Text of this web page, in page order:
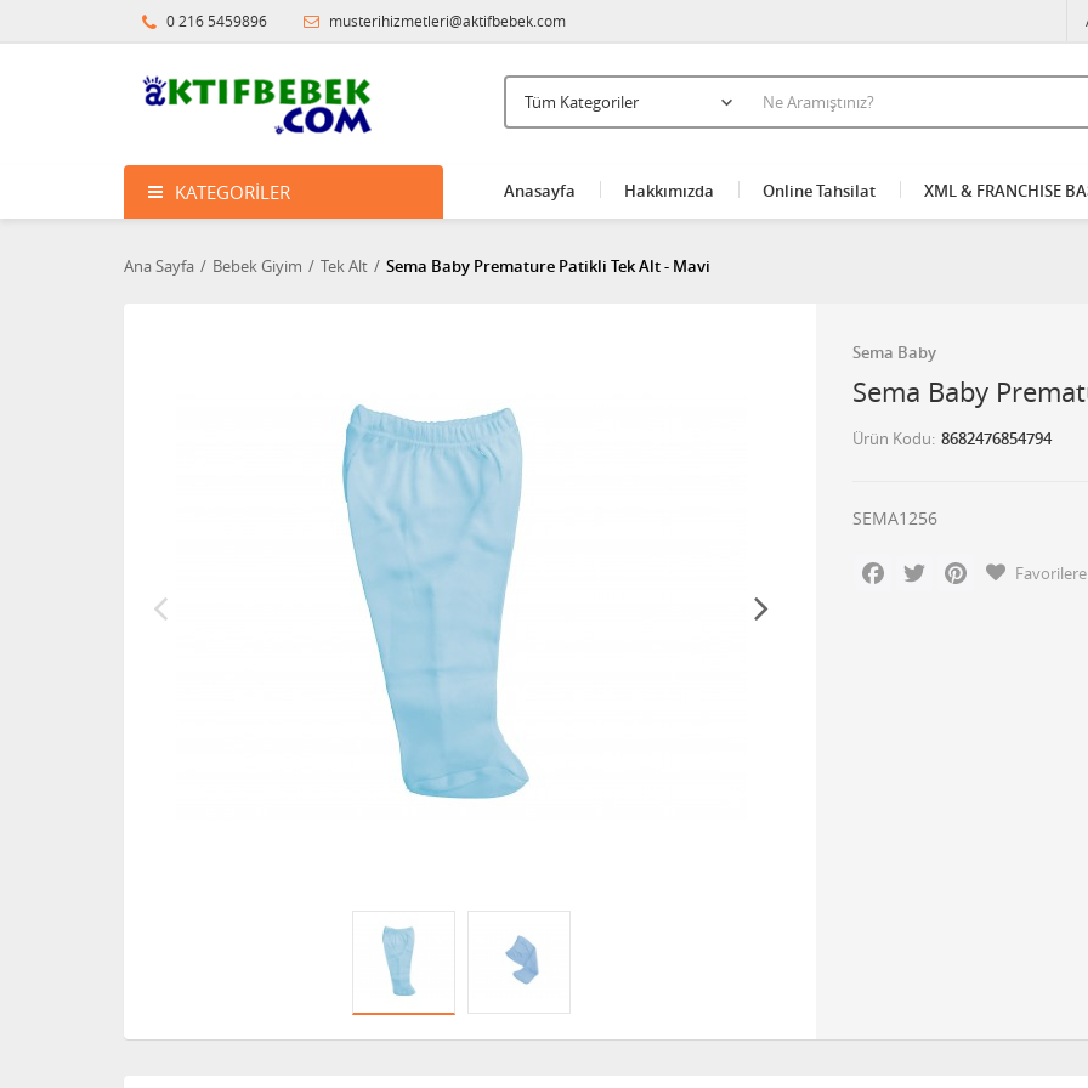
0 216 5459896 musterihizmetleri@aktifbebek.com
KATEGORILER Anasayfa Hakkımızda Online Tahsilat XML & FRANCHISE
Ana Sayfa Bebek Giyim Tek Alt Sema Baby Premature Patikli Tek Alt - Mavi
Sema Baby
Sema Baby
Ürün Kodu 8682476854794
SEMA1256
Facebook
Twitter Pinterest